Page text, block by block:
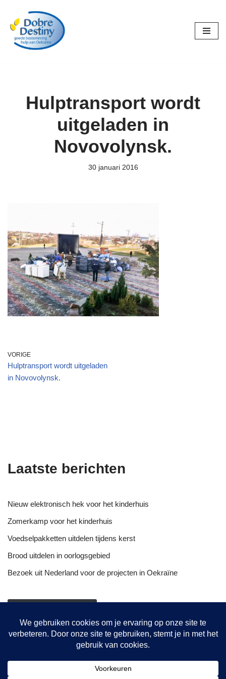
Ga
naar
Hulptransport wordt
uitgeladen in
Novovolynsk.
30 januari 2016
VORIGE
Hulptransport wordt uitgeladen
in Novovolynsk.
Laatste berichten
Nieuw elektronisch hek voor het kinderhuis
Zomerkamp voor het kinderhuis
Voedselpakketten uitdelen tijdens kerst
Brood uitdelen in oorlogsgebied
Bezoek uit Nederland voor de projecten in Oekraïne